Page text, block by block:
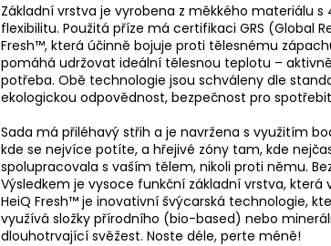
Základní vrstva je vyrobena z měkkého materiálu
flexibilitu. Použitá příze má certifikaci GRS (Global
Fresh™, která účinně bojuje proti tělesnému
pomáhá udržovat ideální tělesnou teplotu –
potřeba. Obě technologie jsou schváleny dle
ekologickou odpovědnost, bezpečnost pro
Sada má přiléhavý střih a je navržena s využitím
kde se nejvíce potíte, a hřejivé zóny tam, kde
spolupracovala s vaším tělem, nikoli proti němu.
Výsledkem je vysoce funkční základní vrstva, která
HeiQ Fresh™ je inovativní švýcarská technologie,
využívá složky přírodního (bio-based) nebo
dlouhotrvající svěžest. Noste déle, perte méně!